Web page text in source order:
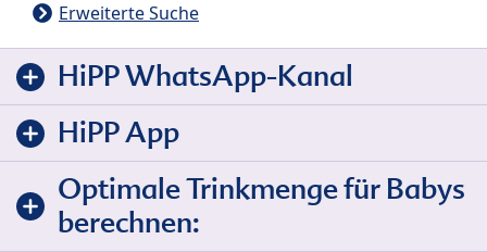
Erweiterte Suche
HiPP WhatsApp-Kanal
HiPP App
Optimale Trinkmenge für Babys
berechnen: